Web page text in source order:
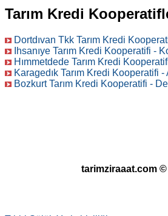
Tarım Kredi
Dortdıvan Tkk Tarım Kredi
Ihsanıye Tarım Kredi Kooperatifi -
Hımmetdede Tarım Kredi
Karagedık Tarım Kredi Kooperatifi -
Bozkurt Tarım Kredi Kooperatifi -
tarimziraaat.com ©